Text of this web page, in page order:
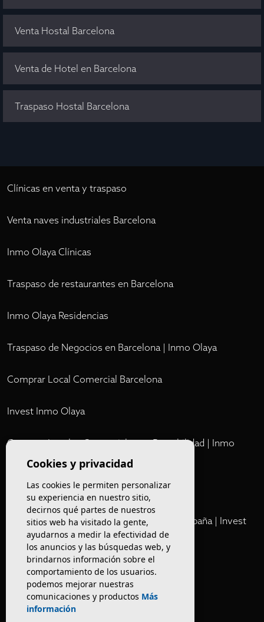
Venta Hostal Barcelona
Venta de Hotel en Barcelona
Traspaso Hostal Barcelona
Clínicas en venta y traspaso
Venta naves industriales Barcelona
Inmo Olaya Clínicas
Traspaso de restaurantes en Barcelona
Inmo Olaya Residencias
Traspaso de Negocios en Barcelona | Inmo Olaya
Comprar Local Comercial Barcelona
Invest Inmo Olaya
Comprar Locales Comerciales en Rentabilidad | Inmo
Olaya
Cartera Privada de Activos Hoteleros en España | Invest
Inmo Olaya
Venta de edificios
Comprar restaurante en Barcelona
Cookies y privacidad
Las cookies le permiten personalizar
su experiencia en nuestro sitio,
decirnos qué partes de nuestros
sitios web ha visitado la gente,
ayudarnos a medir la efectividad de
los anuncios y las búsquedas web, y
brindarnos información sobre el
comportamiento de los usuarios.
podemos mejorar nuestras
comunicaciones y productos Más
información